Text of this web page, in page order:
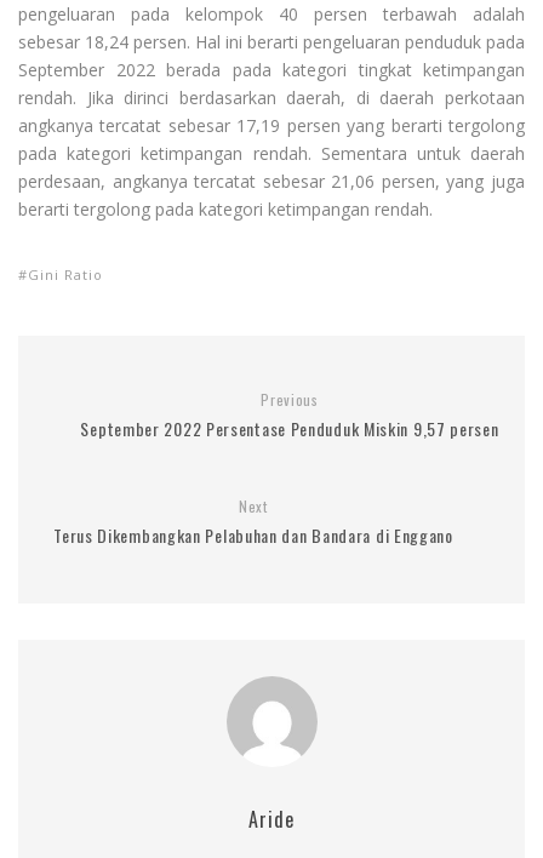
pengeluaran pada kelompok 40 persen terbawah adalah
sebesar 18,24 persen. Hal ini berarti pengeluaran penduduk pada
September 2022 berada pada kategori tingkat ketimpangan
rendah. Jika dirinci berdasarkan daerah, di daerah perkotaan
angkanya tercatat sebesar 17,19 persen yang berarti tergolong
pada kategori ketimpangan rendah. Sementara untuk daerah
perdesaan, angkanya tercatat sebesar 21,06 persen, yang juga
berarti tergolong pada kategori ketimpangan rendah.
Gini Ratio
Previous
September 2022 Persentase Penduduk Miskin 9,57 persen
Next
Terus Dikembangkan Pelabuhan dan Bandara di Enggano
Aride